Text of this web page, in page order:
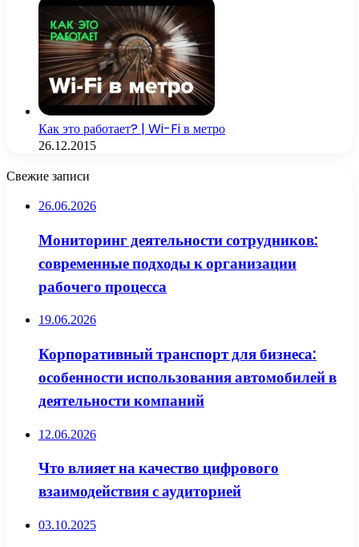
Как это работает? | Wi-Fi в метро
26.12.2015
Свежие записи
26.06.2026
Мониторинг деятельности сотрудников:
современные подходы к организации
рабочего процесса
19.06.2026
Корпоративный транспорт для бизнеса:
особенности использования автомобилей в
деятельности компаний
12.06.2026
Что влияет на качество цифрового
взаимодействия с аудиторией
03.10.2025